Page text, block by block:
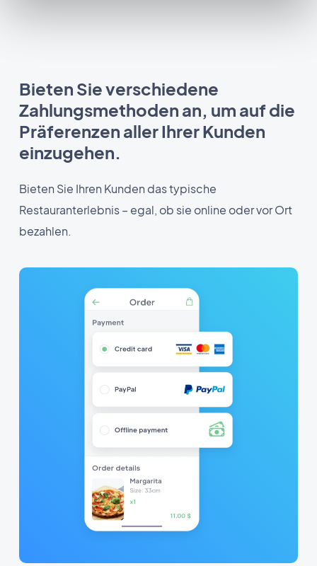
Bieten Sie verschiedene
Zahlungsmethoden an, um auf die
Präferenzen aller Ihrer Kunden
einzugehen.
Bieten Sie Ihren Kunden das typische
Restauranterlebnis – egal, ob sie online oder vor Ort
bezahlen.